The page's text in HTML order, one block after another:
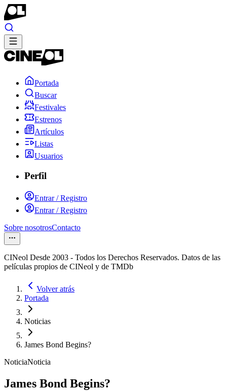
Portada
Buscar
Festivales
Estrenos
Artículos
Listas
Usuarios
Perfil
Entrar / Registro
Entrar / Registro
Sobre nosotrosContacto
CINeol Desde 2003 - Todos los Derechos Reservados. Datos de las
películas propios de CINeol y de TMDb
Volver atrás
Portada
Noticias
James Bond Begins?
NoticiaNoticia
James Bond Begins?